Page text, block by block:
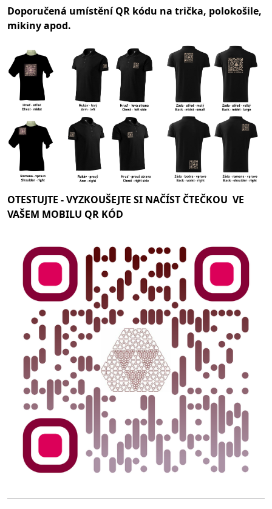
Doporučená umístění QR kódu na trička, polokošile,
mikiny apod.
OTESTUJTE -VYZKOUŠEJTE SI NAČÍST ČTEČKOU VE
VAŠEM MOBILU QR KÓD